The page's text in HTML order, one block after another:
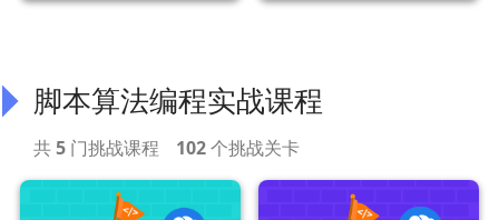
脚本算法编程实战课程
共5 门挑战课程 102个挑战关卡